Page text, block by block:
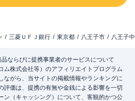
三菱ＵＦＪ銀行 東京都 八王子市 八王子
ならびに提携事業者のサービスについて
ム株式会社等）のアフィリエイトプログラム
ながら、当サイトの掲載情報やランキングに
評価は、提携の有無や金銭による影響を一切
ン（キャッシング）について、客観的かつ公